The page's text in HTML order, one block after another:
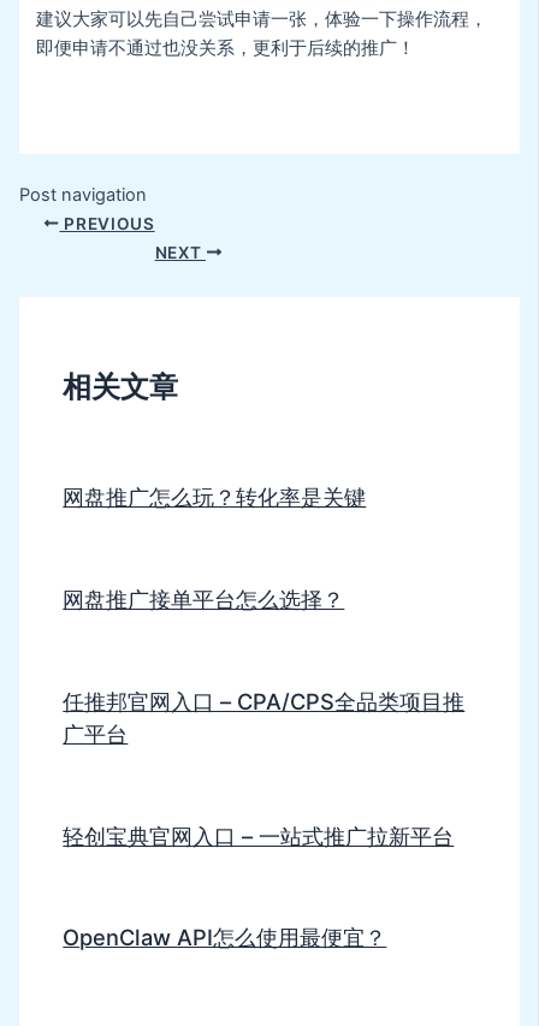
建议大家可以先自己尝试申请一张，体验一下操作流程，
即便申请不通过也没关系，更利于后续的推广！
Post navigation
PREVIOUS
NEXT
相关文章
网盘推广怎么玩？转化率是关键
网盘推广接单平台怎么选择？
任推邦官网入口 – CPA/CPS全品类项目推
广平台
轻创宝典官网入口 – 一站式推广拉新平台
OpenClaw API怎么使用最便宜？